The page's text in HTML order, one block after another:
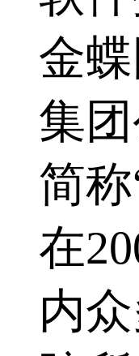
金
集
简称
在
内